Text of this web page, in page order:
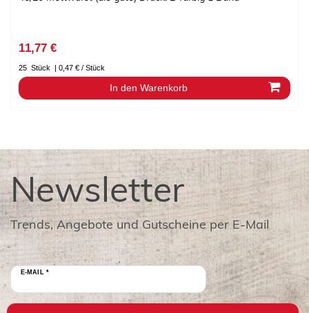
11,77 €
25 Stück | 0,47 € / Stück
In den Warenkorb
Newsletter
Trends, Angebote und Gutscheine per E-Mail
E-MAIL *